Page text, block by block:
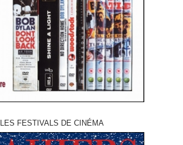
LES FESTIVALS DE CINÉMA